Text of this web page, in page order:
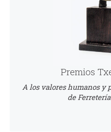
Premios
A los valores humanos y
de